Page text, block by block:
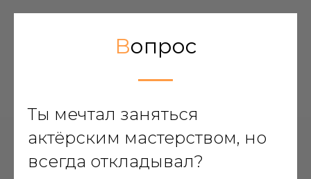
Вопрос
Ты мечтал заняться
актёрским мастерством, но
всегда откладывал?